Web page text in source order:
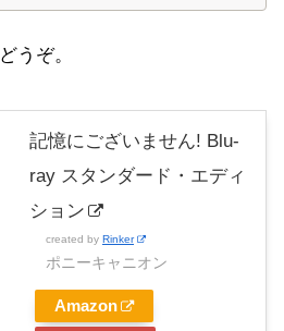
うぞ。
記憶にございません! Blu-
ray スタンダード・エディ
ション
created by Rinker
ポニーキャニオン
Amazon